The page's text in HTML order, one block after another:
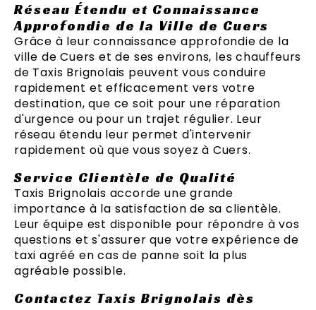
Réseau Étendu et Connaissance
Approfondie de la Ville de Cuers
Grâce à leur connaissance approfondie de la
ville de Cuers et de ses environs, les chauffeurs
de Taxis Brignolais peuvent vous conduire
rapidement et efficacement vers votre
destination, que ce soit pour une réparation
d'urgence ou pour un trajet régulier. Leur
réseau étendu leur permet d'intervenir
rapidement où que vous soyez à Cuers.
Service Clientèle de Qualité
Taxis Brignolais accorde une grande
importance à la satisfaction de sa clientèle.
Leur équipe est disponible pour répondre à vos
questions et s'assurer que votre expérience de
taxi agréé en cas de panne soit la plus
agréable possible.
Contactez Taxis Brignolais dès